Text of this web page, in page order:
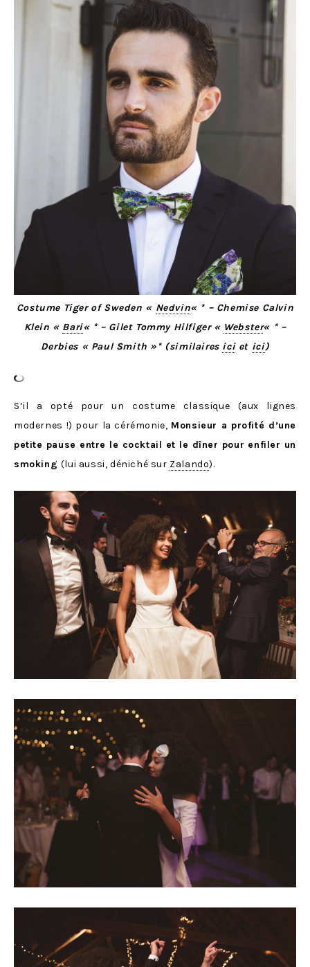
Costume Tiger of Sweden « Nedvin« * – Chemise Calvin
Klein « Bari« * – Gilet Tommy Hilfiger « Webster« * –
Derbies « Paul Smith »* (similaires iciet ici)
S’il a opté pour un costume classique (aux lignes
modernes !) pour la cérémonie, Monsieur a profité d’une
petite pause entre le cocktail et le dîner pour enfiler un
smoking (lui aussi, déniché sur Zalando).